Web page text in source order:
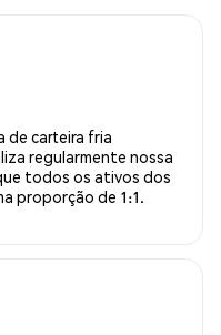
de carteira fria
regularmente nossa
todos os ativos dos
proporção de 1:1.